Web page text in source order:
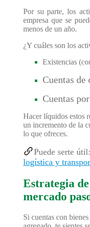
Por su parte, los
empresa que se
menos de un año.
¿Y cuáles son los
Existencias
Cuentas de
Cuentas
Hacer líquidos estos
un incremento de la
lo que ofreces.
Puede serte útil:
logística y
Estrategia
mercado
Si cuentas con